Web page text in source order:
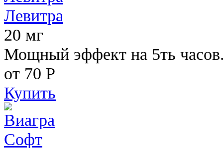
Левитра
20 мг
Мощный эффект на 5ть
от 70 Р
Купить